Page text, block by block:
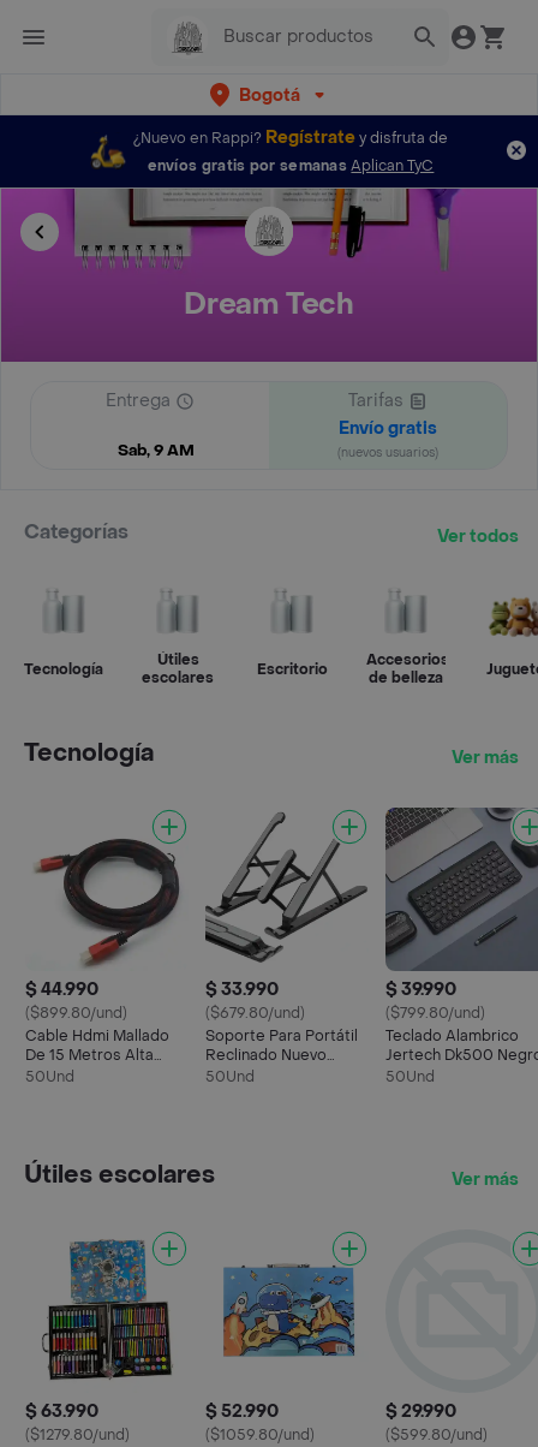
Bogotá
¿Nuevo en Rappi? Regístratey disfruta de
envíos gratis por semanas Aplican TyC
Dream Tech
Entrega
Sab, 9 AM
Tarifas
Envío gratis
(nuevos usuarios)
Categorías Ver todos
Tecnología
Útiles
escolares
Escritorio
Accesorios
de belleza
Tecnología Ver más
$ 44.990
($899.80/und)
Cable Hdmi Mallado
De 15 Metros Alta
Resolución 4k
50Und
$ 33.990
($679.80/und)
Soporte Para Portátil
Reclinado Nuevo
Negro P1
50Und
$ 39.990
($799.80/und)
Teclado Alambrico
Jertech Dk500
50Und
Útiles escolares Ver más
$ 63.990
($1279.80/und)
$ 52.990
($1059.80/und)
$ 29.990
($599.80/und)